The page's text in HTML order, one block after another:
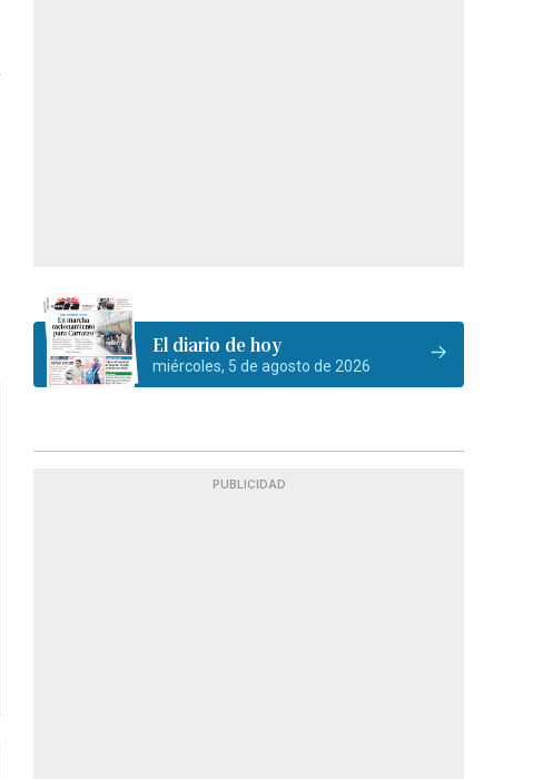
El diario de hoy
miércoles, 5 de agosto de 2026
PUBLICIDAD